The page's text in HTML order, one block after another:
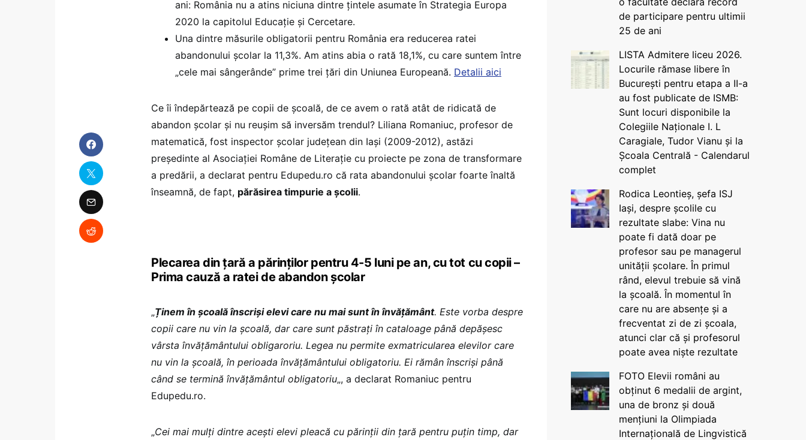
ani: România nu a atins niciuna dintre țintele asumate în Strategia Europa
2020 la capitolul Educație și Cercetare.
Una dintre măsurile obligatorii pentru România era reducerea ratei
abandonului școlar la 11,3%. Am atins abia o rată 18,1%, cu care suntem între
„cele mai sângerânde” prime trei țări din Uniunea Europeană. Detalii aici
Ce îi îndepărtează pe copii de școală, de ce avem o rată atât de ridicată de
abandon școlar și nu reușim să inversăm trendul? Liliana Romaniuc, profesor de
matematică, fost inspector școlar județean din Iași (2009-2012), astăzi
președinte al Asociației Române de Literație cu proiecte pe zona de transformare
a predării, a declarat pentru Edupedu.ro că rata abandonului școlar foarte înaltă
înseamnă, de fapt, părăsirea timpurie a școlii.
Plecarea din țară a părinților pentru 4-5 luni pe an, cu tot cu copii –
Prima cauză a ratei de abandon școlar
„Ținem în școală înscriși elevi care nu mai sunt în învățământ. Este vorba despre
copii care nu vin la școală, dar care sunt păstrați în cataloage până depășesc
vârsta învățământului obligaroriu. Legea nu permite exmatricularea elevilor care
nu vin la școală, în perioada învățământului obligatoriu. Ei rămân înscriși până
când se termină învățământul obligatoriu„, a declarat Romaniuc pentru
Edupedu.ro.
„Cei mai mulți dintre acești elevi pleacă cu părinții din țară pentru puțin timp, dar
de participare pentru ultimii
25 de ani
LISTA Admitere liceu 2026.
Locurile rămase libere în
București pentru etapa a II-a
au fost publicate de ISMB:
Sunt locuri disponibile la
Colegiile Naționale I. L
Caragiale, Tudor Vianu și la
Școala Centrală - Calendarul
complet
Rodica Leontieș, șefa ISJ
Iași, despre școlile cu
rezultate slabe: Vina nu
poate fi dată doar pe
profesor sau pe managerul
unității școlare. În primul
rând, elevul trebuie să vină
la școală. În momentul în
care nu are absențe și a
frecventat zi de zi școala,
atunci clar că și profesorul
poate avea niște rezultate
FOTO Elevii români au
obținut 6 medalii de argint,
una de bronz și două
mențiuni la Olimpiada
Internațională de Lingvistică